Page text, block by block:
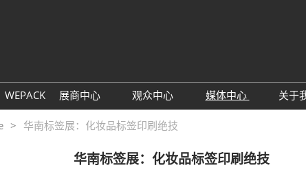
WEPACK
展商中心
展位预定
数字印刷包装创新论坛
观众中心
观众预登记
展商名单
媒体中心
下载中心
关于
华南标签展：化妆品标签印刷绝技
华南标签展：化妆品标签印刷绝技